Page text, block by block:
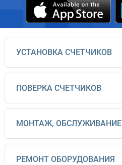
УСТАНОВКА СЧЕТЧИКОВ
ПОВЕРКА СЧЕТЧИКОВ
МОНТАЖ, ОБСЛУЖИВАНИЕ
РЕМОНТ ОБОРУДОВАНИЯ